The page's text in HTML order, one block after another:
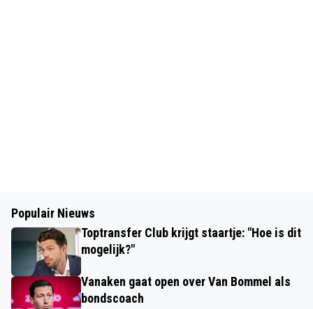
Populair Nieuws
Toptransfer Club krijgt staartje: "Hoe is dit
mogelijk?"
Vanaken gaat open over Van Bommel als
bondscoach